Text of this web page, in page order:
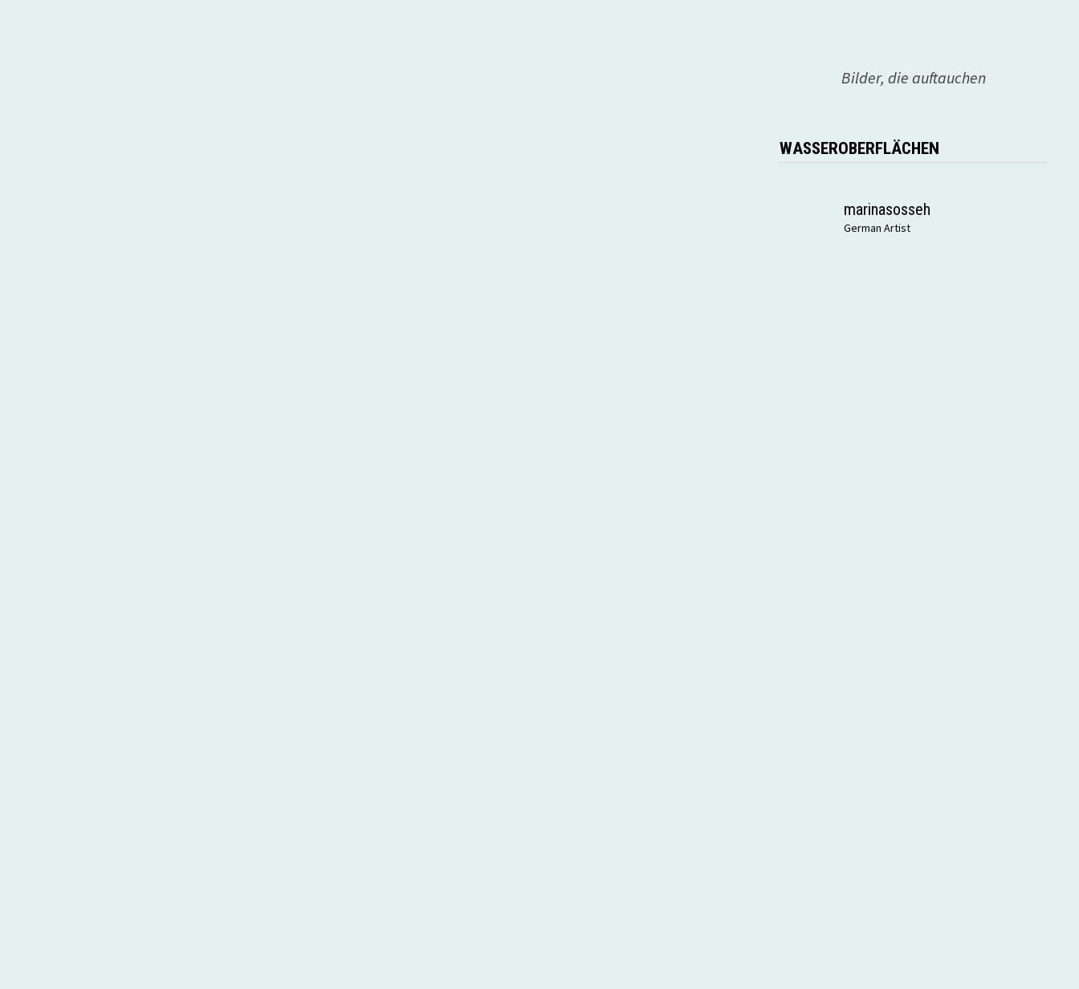
Bilder, die auftauchen
WASSEROBERFLÄCHEN
marinasosseh
German Artist